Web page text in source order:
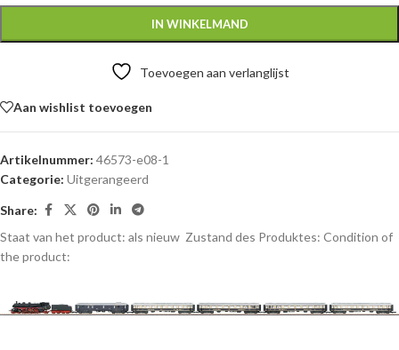
IN WINKELMAND
Toevoegen aan verlanglijst
Aan wishlist toevoegen
Artikelnummer: 46573-e08-1
Categorie: Uitgerangeerd
Share:
Staat van het product: als nieuw Zustand des Produktes: Condition of
the product: